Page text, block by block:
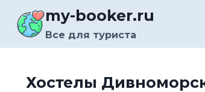
содержимому
my-booker.ru
Все для туриста
Хостелы